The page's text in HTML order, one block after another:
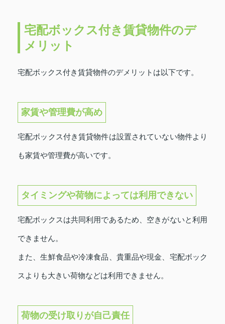
宅配ボックス付き賃貸物件のデ
メリット
宅配ボックス付き賃貸物件のデメリットは以下です。
家賃や管理費が高め
宅配ボックス付き賃貸物件は設置されていない物件より
も家賃や管理費が高いです。
タイミングや荷物によっては利用できない
宅配ボックスは共同利用であるため、空きがないと利用
できません。
また、生鮮食品や冷凍食品、貴重品や現金、宅配ボック
スよりも大きい荷物などは利用できません。
荷物の受け取りが自己責任